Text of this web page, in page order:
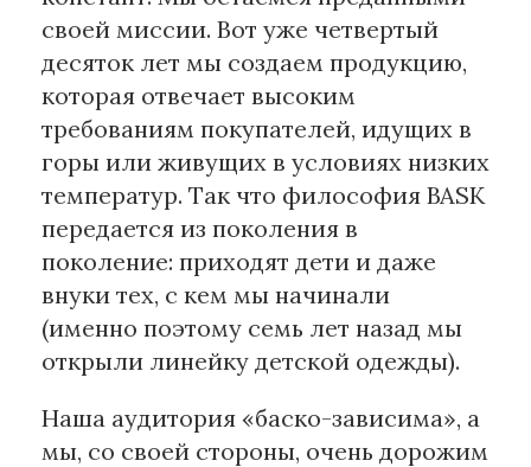
своей миссии. Вот уже четвертый
десяток лет мы создаем продукцию,
которая отвечает высоким
требованиям покупателей, идущих в
горы или живущих в условиях низких
температур. Так что философия BASK
передается из поколения в
поколение: приходят дети и даже
внуки тех, с кем мы начинали
(именно поэтому семь лет назад мы
открыли линейку детской одежды).
Наша аудитория «баско-зависима», а
мы, со своей стороны, очень дорожим